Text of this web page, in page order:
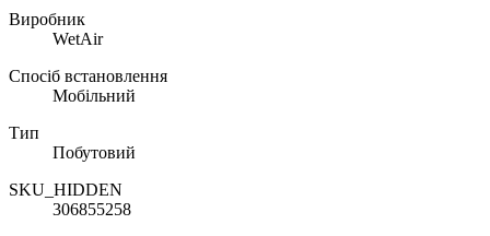
Виробник
WetAir
Спосіб встановлення
Мобільний
Тип
Побутовий
SKU_HIDDEN
306855258